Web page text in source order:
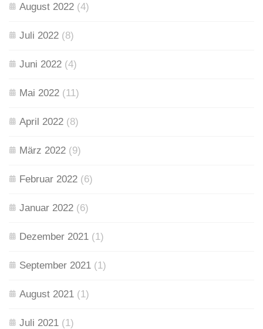
August 2022 (4)
Juli 2022 (8)
Juni 2022 (4)
Mai 2022 (11)
April 2022 (8)
März 2022 (9)
Februar 2022 (6)
Januar 2022 (6)
Dezember 2021 (1)
September 2021 (1)
August 2021 (1)
Juli 2021 (1)